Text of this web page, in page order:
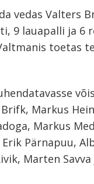
vedas Valters
9 lauapalli ja 6
toetas
Markus
Markus
Pärnapuu,
Marten